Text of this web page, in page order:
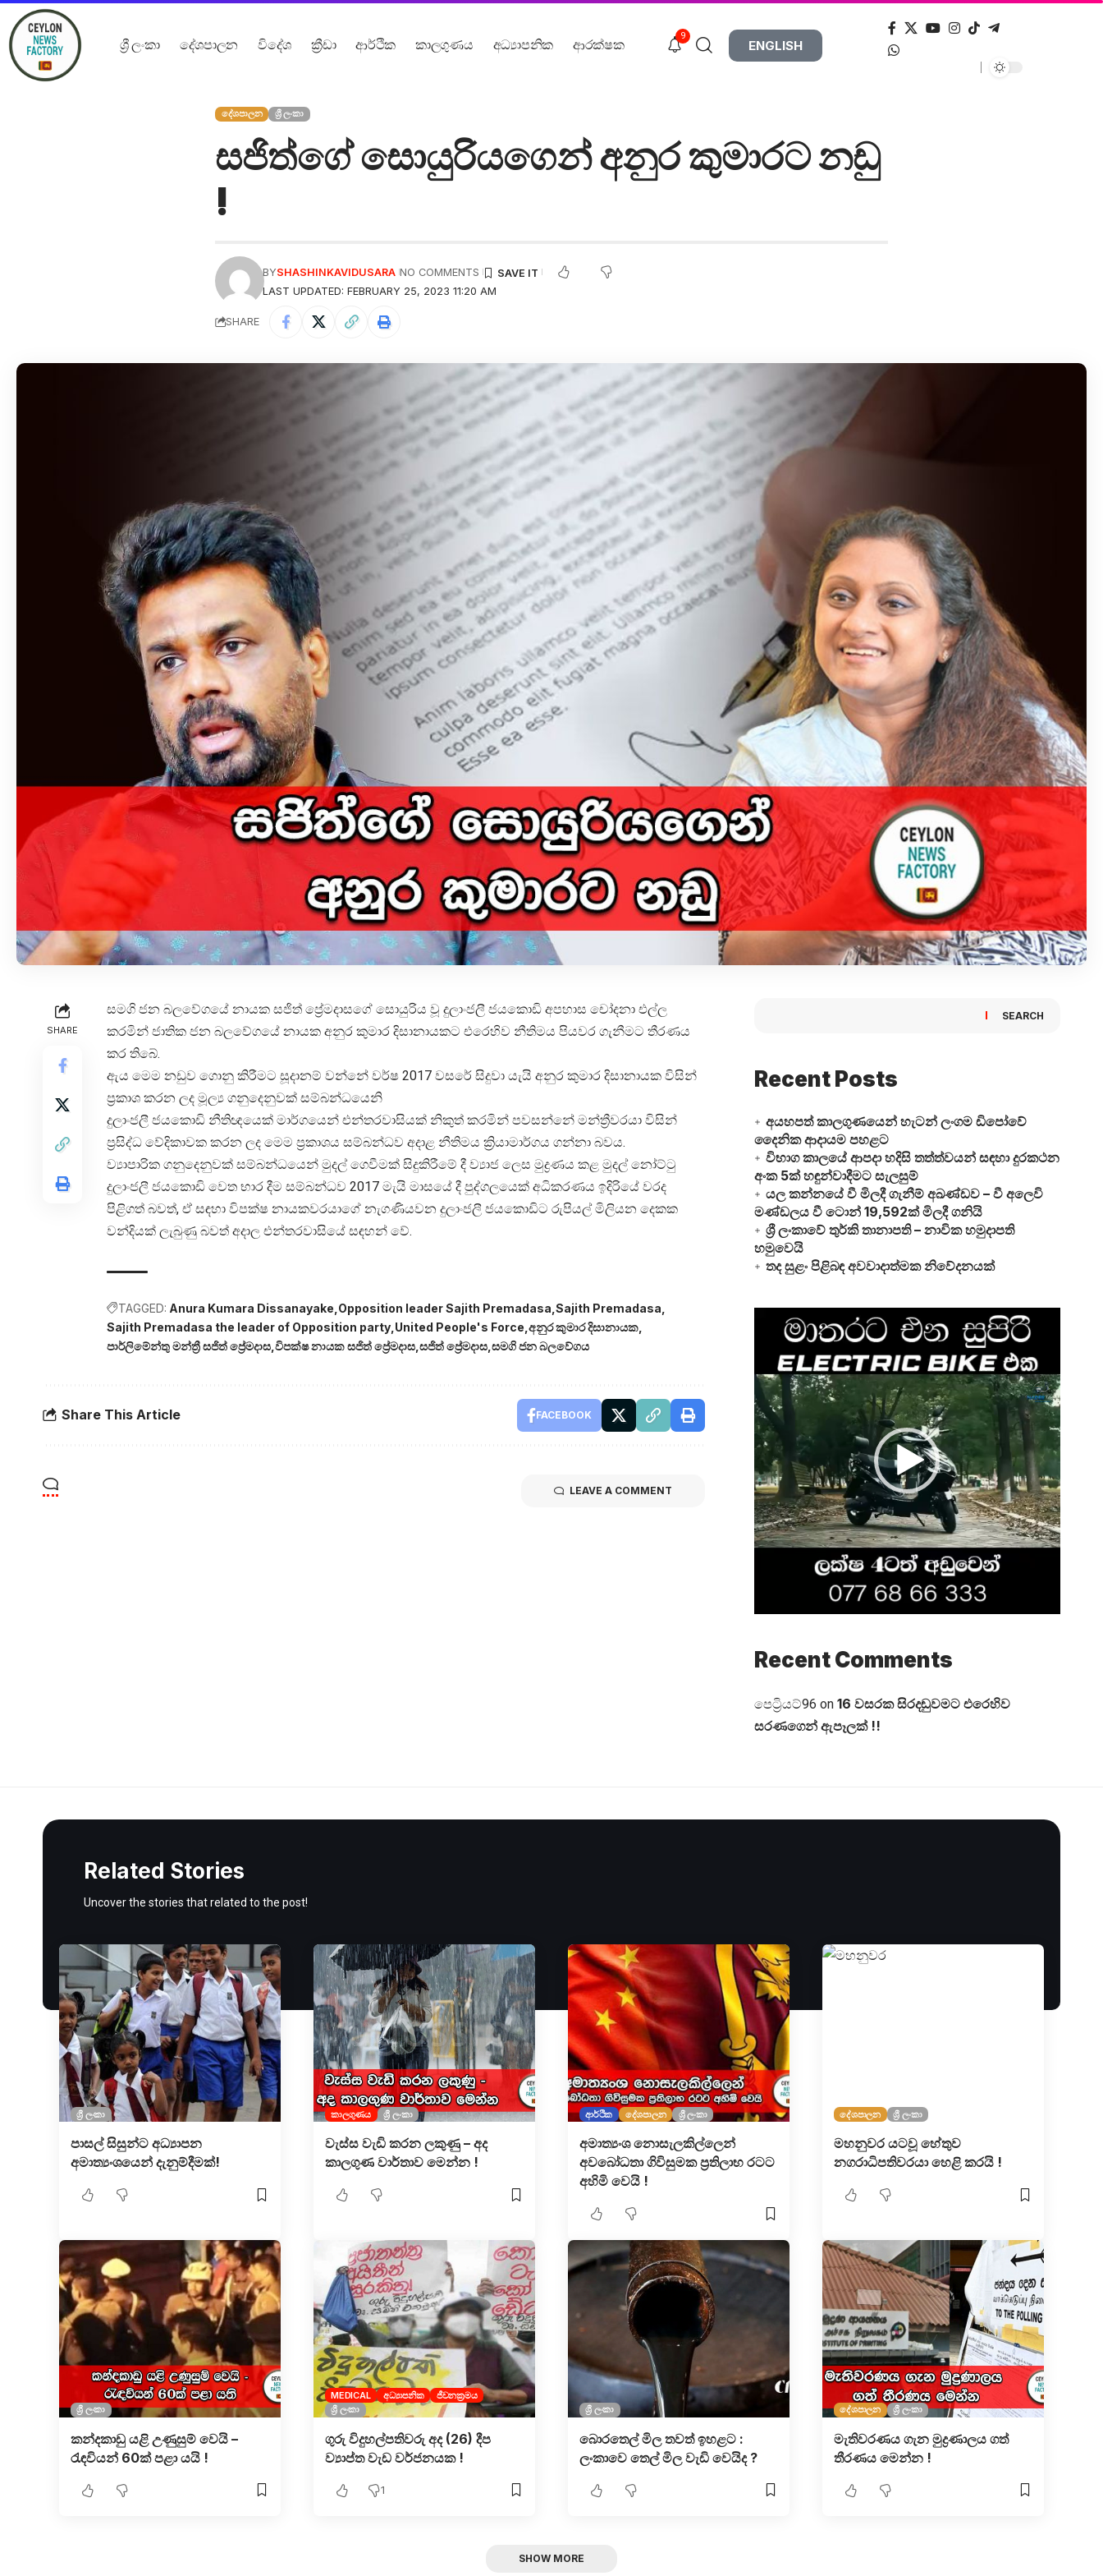
ශ්‍රී ලංකා දේශපාලන විදේශ ක්‍රීඩා ආර්ථික කාලගුණය අධ්‍යාපනික ආරක්ෂක
9
ENGLISH
දේශපාලන ශ්‍රී ලංකා
සජිත්ගේ සොයුරියගෙන් අනුර කුමාරට නඩු
!
LAST UPDATED: FEBRUARY 25, 2023 11:20 AM
BYSHASHINKAVIDUSARA NO COMMENTS
SHARE
SHARE
සමගි ජන බලවේගයේ නායක සජිත් ප්‍රේමදාසගේ සොයුරිය වූ දුලාංජලී ජයකොඩි අපහාස චෝදනා එල්ල
කරමින් ජාතික ජන බලවේගයේ නායක අනුර කුමාර දිසානායකට එරෙහිව නීතිමය පියවර ගැනීමට තීරණය
කර තිබේ.
ඇය මෙම නඩුව ගොනු කිරීමට සූදානම් වන්නේ වර්ෂ 2017 වසරේ සිදුවා යැයි අනුර කුමාර දිසානායක විසින්
ප්‍රකාශ කරන ලද මූල්‍ය ගනුදෙනුවක් සම්බන්ධයෙනි
දුලාංජලී ජයකොඩි නීතිඥයෙක් මාර්ගයෙන් එන්තරවාසියක් නිකුත් කරමින් පවසන්නේ මන්ත්‍රීවරයා විසින්
ප්‍රසිද්ධ වේදිකාවක කරන ලද මෙම ප්‍රකාශය සම්බන්ධව අදාළ නීතිමය ක්‍රියාමාර්ගය ගන්නා බවය.
ව්‍යාපාරික ගනුදෙනුවක් සම්බන්ධයෙන් මුදල් ගෙවීමක් සිදුකිරීමේ දී ව්‍යාජ ලෙස මුද්‍රණය කළ මුදල් නෝට්ටු
දුලාංජලී ජයකොඩි වෙත භාර දීම සම්බන්ධව 2017 මැයි මාසයේ දී පුද්ගලයෙක් අධිකරණය ඉදිරියේ වරද
පිළිගත් බවත්, ඒ සඳහා විපක්ෂ නායකවරයාගේ නැගණියවන දුලාංජලී ජයකොඩිට රුපියල් මිලියන දෙකක
වන්දියක් ලැබුණු බවත් අදාල එන්තරවාසියේ සඳහන් වේ.
TAGGED: Anura Kumara Dissanayake Opposition leader Sajith Premadasa Sajith Premadasa
Sajith Premadasa the leader of Opposition party United People's Force අනුර කුමාර දිසානායක
පාර්ලිමේන්තු මන්ත්‍රී සජිත් ප්‍රේමදාස විපක්ෂ නායක සජිත් ප්‍රේමදාස සජිත් ප්‍රේමදාස සමගි ජන බලවේගය
Share This Article FACEBOOK
LEAVE A COMMENT
SEARCH
Recent Posts
අයහපත් කාලගුණයෙන් හැටන් ලංගම ඩිපෝවේ
දෛනික ආදායම පහළට
විභාග කාලයේ ආපදා හදිසි තත්ත්වයන් සඳහා දුරකථන
අංක 5ක් හඳුන්වාදීමට සැලසුම්
යල කන්නයේ වී මිලදී ගැනීම් අඛණ්ඩව – වී අලෙවි
මණ්ඩලය වී ටොන් 19,592ක් මිලදී ගනියි
ශ්‍රී ලංකාවේ තුර්කි තානාපති – නාවික හමුදාපති
හමුවෙයි
තද සුළං පිළිබඳ අවවාදාත්මක නිවේදනයක්
Video
Player
Recent Comments
පෙට්‍රියට්96 on 16 වසරක සිරදඬුවමට එරෙහිව
සරණගෙන් ඇපෑලක් !!
Related Stories
Uncover the stories that related to the post!
ශ්‍රී ලංකා
පාසල් සිසුන්ට අධ්‍යාපන
අමාත්‍යංශයෙන් දැනුම්දීමක්!
කාලගුණය ශ්‍රී ලංකා
වැස්ස වැඩි කරන ලකුණු – අද
කාලගුණ වාර්තාව මෙන්න !
ආර්ථික දේශපාලන ශ්‍රී ලංකා
අමාත්‍යංශ නොසැලකිල්ලෙන්
අවබෝධතා ගිවිසුමක ප්‍රතිලාභ රටට
අහිමි වෙයි !
දේශපාලන ශ්‍රී ලංකා
මහනුවර යටවූ හේතුව
නගරාධිපතිවරයා හෙළි කරයි !
ශ්‍රී ලංකා
කන්දකාඩු යළි උණුසුම් වෙයි –
රැඳවියන් 60ක් පළා යයි !
MEDICAL අධ්‍යාපනික
ජීවනක්‍රමය
ශ්‍රී ලංකා
ගුරු විදුහල්පතිවරු අද (26) දීප
ව්‍යාප්ත වැඩ වර්ජනයක !
1
ශ්‍රී ලංකා
බොරතෙල් මිල තවත් ඉහළට :
ලංකාවෙ තෙල් මිල වැඩි වෙයිද ?
දේශපාලන ශ්‍රී ලංකා
මැතිවරණය ගැන මුද්‍රණාලය ගත්
තීරණය මෙන්න !
SHOW MORE